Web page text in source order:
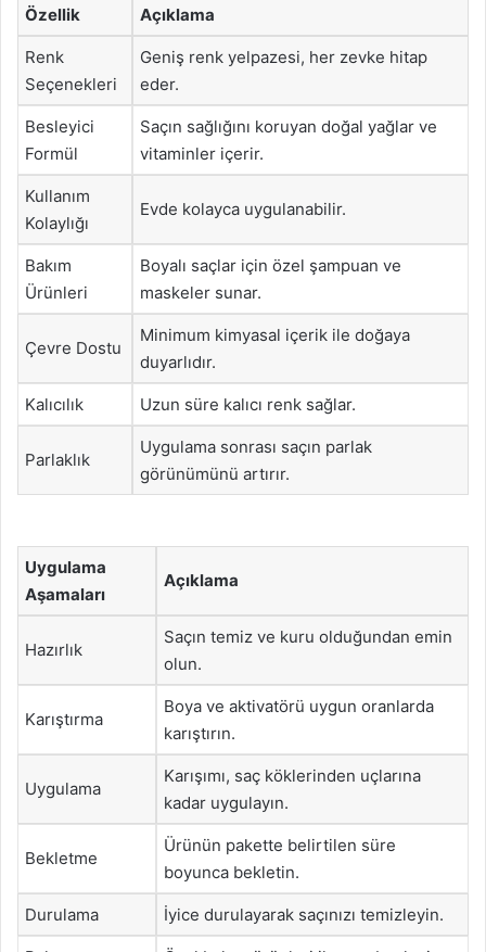
Özellik Açıklama
Renk
Seçenekleri
Geniş renk yelpazesi, her zevke hitap
eder.
Besleyici
Formül
Saçın sağlığını koruyan doğal yağlar ve
vitaminler içerir.
Kullanım
Kolaylığı
Evde kolayca uygulanabilir.
Bakım
Ürünleri
Boyalı saçlar için özel şampuan ve
maskeler sunar.
Çevre Dostu
Minimum kimyasal içerik ile doğaya
duyarlıdır.
Kalıcılık Uzun süre kalıcı renk sağlar.
Parlaklık
Uygulama sonrası saçın parlak
görünümünü artırır.
Uygulama
Aşamaları
Açıklama
Hazırlık
Saçın temiz ve kuru olduğundan emin
olun.
Karıştırma
Boya ve aktivatörü uygun oranlarda
karıştırın.
Uygulama
Karışımı, saç köklerinden uçlarına
kadar uygulayın.
Bekletme
Ürünün pakette belirtilen süre
boyunca bekletin.
Durulama İyice durulayarak saçınızı temizleyin.